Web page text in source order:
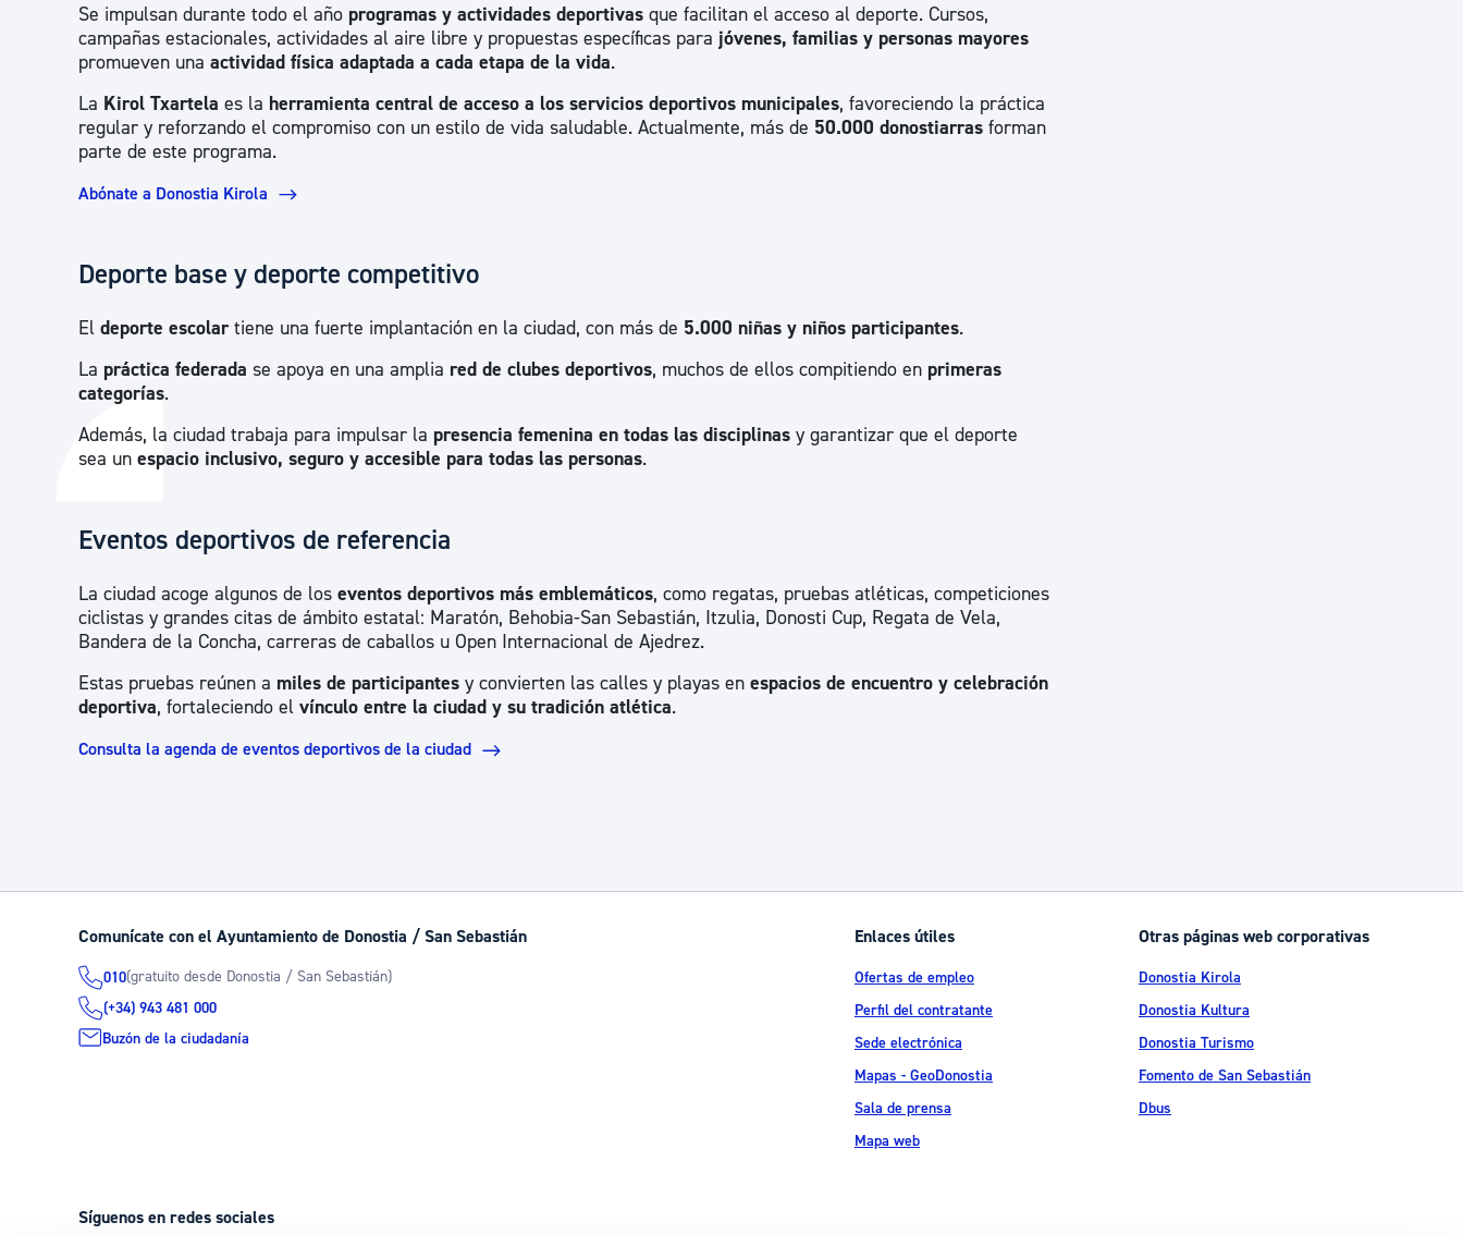
Se impulsan durante todo el año programas y actividades deportivas que facilitan el acceso al deporte. Cursos,
campañas estacionales, actividades al aire libre y propuestas específicas para jóvenes, familias y personas mayores
promueven una actividad física adaptada a cada etapa de la vida.
La Kirol Txartela es la herramienta central de acceso a los servicios deportivos municipales, favoreciendo la práctica
regular y reforzando el compromiso con un estilo de vida saludable. Actualmente, más de 50.000 donostiarras forman
parte de este programa.
Abónate a Donostia Kirola
Deporte base y deporte competitivo
El deporte escolartiene una fuerte implantación en la ciudad, con más de 5.000 niñas y niños participantes.
La práctica federada se apoya en una amplia red de clubes deportivos, muchos de ellos compitiendo en primeras
categorías.
Además, la ciudad trabaja para impulsar la presencia femenina en todas las disciplinas y garantizar que el deporte
sea un espacio inclusivo, seguro y accesible para todas las personas.
Eventos deportivos de referencia
La ciudad acoge algunos de los eventos deportivos más emblemáticos, como regatas, pruebas atléticas, competiciones
ciclistas y grandes citas de ámbito estatal: Maratón, Behobia-San Sebastián, Itzulia, Donosti Cup, Regata de Vela,
Bandera de la Concha, carreras de caballos u Open Internacional de Ajedrez.
Estas pruebas reúnen a miles de participantes y convierten las calles y playas en espacios de encuentro y celebración
deportiva, fortaleciendo el vínculo entre la ciudad y su tradición atlética.
Consulta la agenda de eventos deportivos de la ciudad
Comunícate con el Ayuntamiento de Donostia / San Sebastián
010(gratuito desde Donostia / San Sebastián)
(+34) 943 481 000
Buzón de la ciudadanía
Enlaces útiles
Ofertas de empleo
Perfil del contratante
Sede electrónica
Mapas - GeoDonostia
Sala de prensa
Mapa web
Otras páginas web corporativas
Donostia Kirola
Donostia Kultura
Donostia Turismo
Fomento de San Sebastián
Dbus
Síguenos en redes sociales